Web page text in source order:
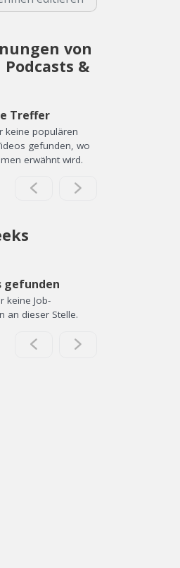
von
Podcasts &
Treffer
keine populären
gefunden, wo
erwähnt wird.
gefunden
keine Job-
an dieser Stelle.